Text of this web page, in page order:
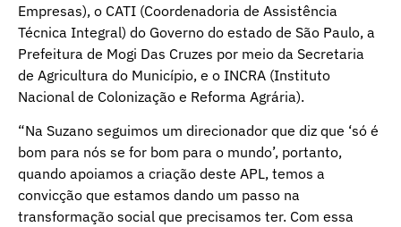
Empresas), o CATI (Coordenadoria de Assistência
Técnica Integral) do Governo do estado de São Paulo, a
Prefeitura de Mogi Das Cruzes por meio da Secretaria
de Agricultura do Município, e o INCRA (Instituto
Nacional de Colonização e Reforma Agrária).
“Na Suzano seguimos um direcionador que diz que ‘só é
bom para nós se for bom para o mundo’, portanto,
quando apoiamos a criação deste APL, temos a
convicção que estamos dando um passo na
transformação social que precisamos ter. Com essa